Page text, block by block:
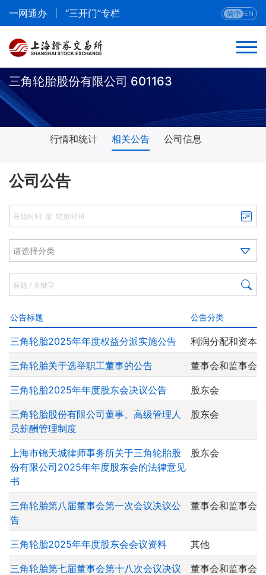
一网通办 “三开门”专栏 简中 EN
三角轮胎股份有限公司 601163
行情和统计 相关公告 公司信息
公司公告
请选择分类
公告标题 公告分类
三角轮胎2025年年度权益分派实施公告 利润分配和资本
三角轮胎关于选举职工董事的公告 董事会和监事会
三角轮胎2025年年度股东会决议公告 股东会
三角轮胎股份有限公司董事、高级管理人
员薪酬管理制度
股东会
上海市锦天城律师事务所关于三角轮胎股
份有限公司2025年年度股东会的法律意见
书
股东会
三角轮胎第八届董事会第一次会议决议公
告
董事会和监事会
三角轮胎2025年年度股东会会议资料 其他
三角轮胎第七届董事会第十八次会议决议
董事会和监事会